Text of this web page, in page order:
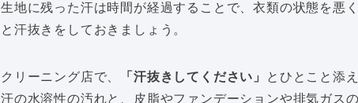
生地に残った汗は時間が経過することで、衣類の状態を悪
と汗抜きをしておきましょう。
クリーニング店で、 「汗抜きしてください」
とひとこと添
汗の水溶性の汚れと、皮脂やファンデーションや排気ガス